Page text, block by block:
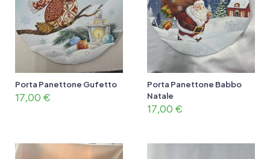
Porta Panettone Gufetto
17,00 €
Porta Panettone Babbo
Natale
17,00 €